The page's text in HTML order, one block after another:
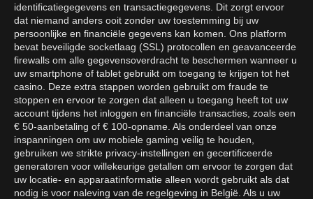
identificatiegegevens en transactiegegevens. Dit zorgt ervoor
dat niemand anders ooit zonder uw toestemming bij uw
persoonlijke en financiële gegevens kan komen. Ons platform
bevat beveiligde socketlaag (SSL) protocollen en geavanceerde
firewalls om alle gegevensoverdracht te beschermen wanneer u
uw smartphone of tablet gebruikt om toegang te krijgen tot het
casino. Deze extra stappen worden gebruikt om fraude te
stoppen en ervoor te zorgen dat alleen u toegang heeft tot uw
account tijdens het inloggen en financiële transacties, zoals een
€ 50-aanbetaling of € 100-opname. Als onderdeel van onze
inspanningen om uw mobiele gaming veilig te houden,
gebruiken we strikte privacy-instellingen en gecertificeerde
generatoren voor willekeurige getallen om ervoor te zorgen dat
uw locatie- en apparaatinformatie alleen wordt gebruikt als dat
nodig is voor naleving van de regelgeving in België. Als u uw